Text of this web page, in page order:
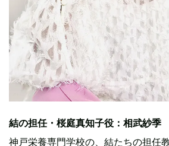
結の担任・桜庭真知子役：相武紗季
神戸栄養専門学校の、結たちの担任